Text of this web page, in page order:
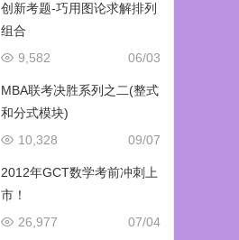
创新考题-巧用图论求解排列
组合
06/03
9,582
MBA联考决胜系列之二(整式
和分式模块)
09/07
10,328
2012年GCT数学考前冲刺上
市！
07/04
26,977